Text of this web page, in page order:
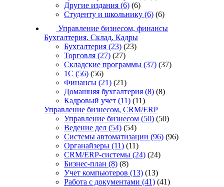
Другие издания (6) (6)
Студенту и школьнику (6) (6)
Управление бизнесом, финансы
Бухгалтерия. Склад. Кадры
Бухгалтерия (23) (23)
Торговля (27) (27)
Складские программы (37) (37)
1С (56) (56)
Финансы (21) (21)
Домашняя бухгалтерия (8) (8)
Кадровый учет (11) (11)
Управление бизнесом, CRM/ERP
Управление бизнесом (50) (50)
Ведение дел (54) (54)
Системы автоматизации (96) (96)
Органайзеры (11) (11)
CRM/ERP-системы (24) (24)
Бизнес-план (8) (8)
Учет компьютеров (13) (13)
Работа с документами (41) (41)